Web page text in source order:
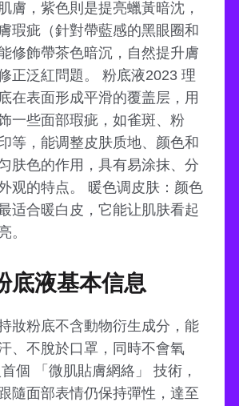
膚，紫色則是提亮蠟黃暗沈，
瑕疵（針對帶藍感的黑眼圈和
修飾帶茶色暗沉，自然提升膚
正泛紅問題。 粉底液2023 理
在表面形成平滑的覆盖层，用
一些面部瑕疵，如雀斑、粉
等，能调整皮肤质地、颜色和
肤色的作用，具有易涂抹、分
观的特点。 暖色调皮肤：颜色
适合暖白皮，它能让肌肤看起
。
底液基本信息
妝粉底不含動物衍生成分，能
、不脫於口罩，同時不會氧
個 「微肌貼膚網絡」 技術，
隨面部表情仍保持彈性，達至